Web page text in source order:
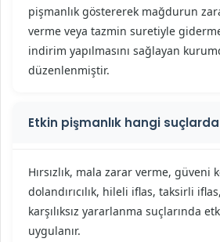
pişmanlık göstererek mağdurun
verme veya tazmin suretiyle
indirim yapılmasını sağlayan
düzenlenmiştir.
Etkin pişmanlık hangi
Hırsızlık, mala zarar verme, güveni
dolandırıcılık, hileli iflas, taksirli
karşılıksız yararlanma suçlarında
uygulanır.